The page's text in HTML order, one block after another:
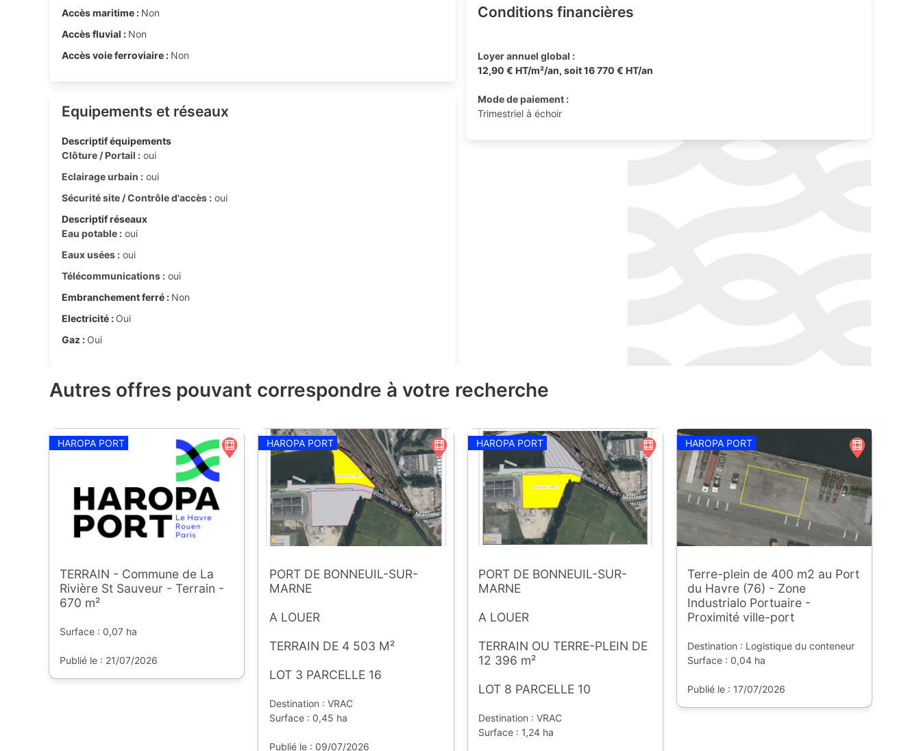
Accès maritime : Non
Accès fluvial : Non
Accès voie ferroviaire : Non
Equipements et réseaux
Descriptif équipements
Clôture / Portail :oui
Eclairage urbain :oui
Sécurité site / Contrôle d'accès :oui
Descriptif réseaux
Eau potable :oui
Eaux usées :oui
Télécommunications :oui
Embranchement ferré : Non
Electricité : Oui
Gaz : Oui
Conditions financières
Loyer annuel global :
12,90 € HT/m²/an, soit 16 770 € HT/an
Mode de paiement :
Trimestriel à échoir
Autres offres pouvant correspondre à votre recherche
HAROPA PORT
TERRAIN - Commune de La
Rivière St Sauveur - Terrain -
670 m²
Surface : 0,07 ha
Publié le : 21/07/2026
HAROPA PORT
PORT DE BONNEUIL-SUR-
MARNE
A LOUER
TERRAIN DE 4 503 M²
LOT 3 PARCELLE 16
Destination : VRAC
Surface : 0,45 ha
Publié le : 09/07/2026
HAROPA PORT
PORT DE BONNEUIL-SUR-
MARNE
A LOUER
TERRAIN OU TERRE-PLEIN DE
12 396 m²
LOT 8 PARCELLE 10
Destination : VRAC
Surface : 1,24 ha
HAROPA PORT
Terre-plein de 400 m2 au Port
du Havre (76) - Zone
Industrialo Portuaire -
Proximité ville-port
Destination : Logistique du conteneur
Surface : 0,04 ha
Publié le : 17/07/2026